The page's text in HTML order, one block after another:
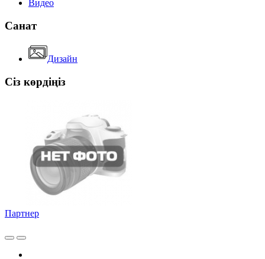
Видео
Санат
Дизайн
Сіз көрдіңіз
Партнер